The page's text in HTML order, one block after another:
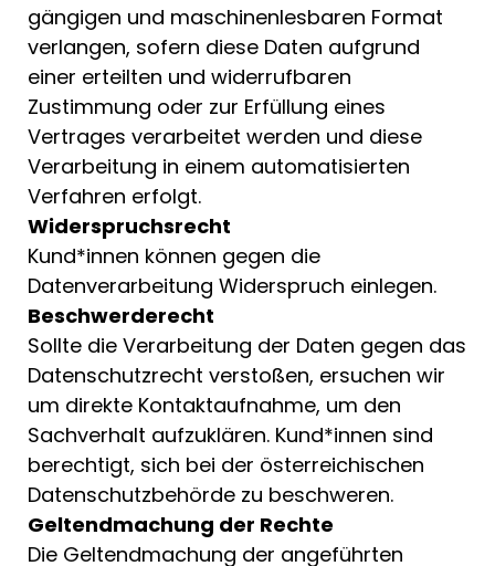
gängigen und maschinenlesbaren Format
verlangen, sofern diese Daten aufgrund
einer erteilten und widerrufbaren
Zustimmung oder zur Erfüllung eines
Vertrages verarbeitet werden und diese
Verarbeitung in einem automatisierten
Verfahren erfolgt.
Widerspruchsrecht
Kund*innen können gegen die
Datenverarbeitung Widerspruch einlegen.
Beschwerderecht
Sollte die Verarbeitung der Daten gegen das
Datenschutzrecht verstoßen, ersuchen wir
um direkte Kontaktaufnahme, um den
Sachverhalt aufzuklären. Kund*innen sind
berechtigt, sich bei der österreichischen
Datenschutzbehörde zu beschweren.
Geltendmachung der Rechte
Die Geltendmachung der angeführten